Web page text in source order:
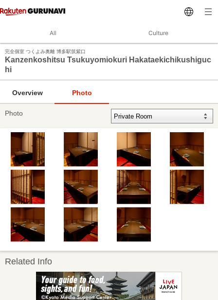
All Culture
完全個室 つくよみ奥離 博多駅筑紫口
Kanzenkoshitsu Tsukuyomiokuri Hakataekichikushiguc
hi
Overview Photo
Photo
Related Info